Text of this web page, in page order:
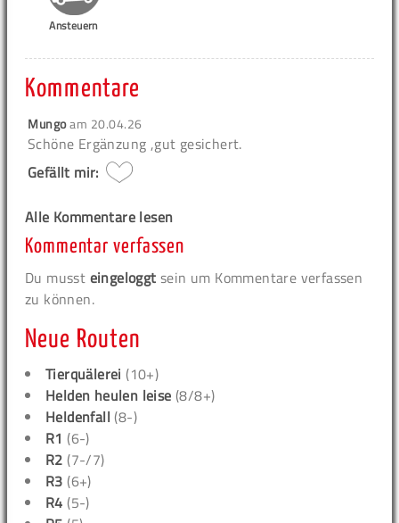
Ansteuern
Kommentare
Mungoam 20.04.26
Schöne Ergänzung ,gut gesichert.
Gefällt mir:
Alle Kommentare lesen
Kommentar verfassen
Du musst eingeloggt sein um Kommentare verfassen
zu können.
Neue Routen
Tierquälerei (10+)
Helden heulen leise (8/8+)
Heldenfall (8-)
R1 (6-)
R2 (7-/7)
R3 (6+)
R4 (5-)